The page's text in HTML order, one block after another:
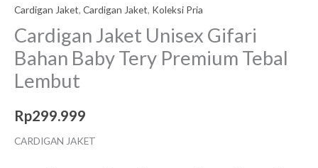
Cardigan Jaket, Cardigan Jaket, Koleksi Pria
Cardigan Jaket Unisex Gifari
Bahan Baby Tery Premium Tebal
Lembut
Rp299.999
CARDIGAN JAKET